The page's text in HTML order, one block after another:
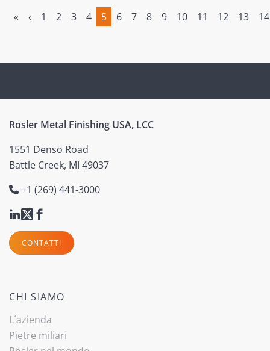
« ‹ 1 2 3 4
5
6 7 8 9 10 11 12 13 14
Rosler Metal Finishing USA, LCC
1551 Denso Road
Battle Creek, MI 49037
+1 (269) 441-3000
CONTATTI
CHI SIAMO
L´azienda
Pietre miliari